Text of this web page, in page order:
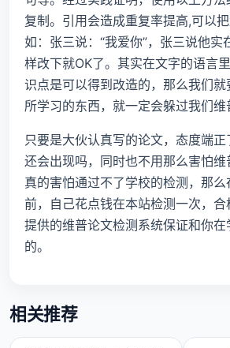
复制。引用会造成重复率提高,可以
如：张三说：“我爱你”，张三说他实
样改下就OK了。其实在文字的语言
识点是可以得到改造的，那么我们
所学习的东西，就一定会躲过我们维
只要是大伙认真写的论文，态度端
还会出现吗，同时也不用那么害怕
真的害怕通过不了学校的检测，那么
前，自己花点钱在本站检测一次，
提供的维普论文检测系统保证和你
的。
相关推荐